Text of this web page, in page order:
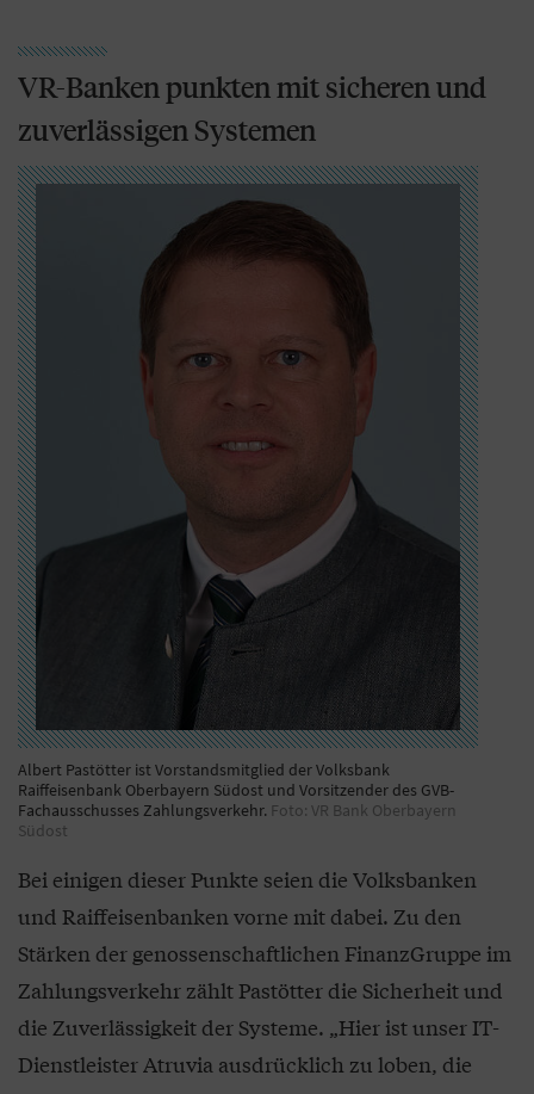
VR-Banken punkten mit sicheren und
zuverlässigen Systemen
Albert Pastötter ist Vorstandsmitglied der Volksbank
Raiffeisenbank Oberbayern Südost und Vorsitzender des GVB-
Fachausschusses Zahlungsverkehr. Foto: VR Bank Oberbayern
Südost
Bei einigen dieser Punkte seien die Volksbanken
und Raiffeisenbanken vorne mit dabei. Zu den
Stärken der genossenschaftlichen FinanzGruppe im
Zahlungsverkehr zählt Pastötter die Sicherheit und
die Zuverlässigkeit der Systeme. „Hier ist unser IT-
Dienstleister Atruvia ausdrücklich zu loben, die